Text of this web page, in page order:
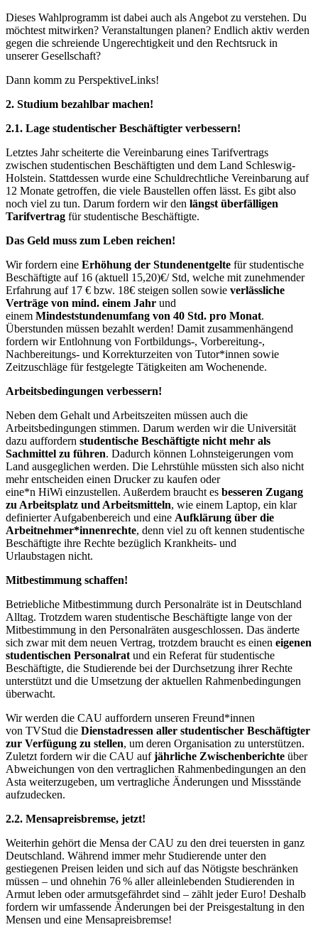
Dieses Wahlprogramm ist dabei auch als Angebot zu verstehen. Du
möchtest mitwirken? Veranstaltungen planen? Endlich aktiv werden
gegen die schreiende Ungerechtigkeit und den Rechtsruck in
unserer Gesellschaft?
Dann komm zu PerspektiveLinks!
2. Studium bezahlbar machen!
2.1. Lage studentischer Beschäftigter verbessern!
Letztes Jahr scheiterte die Vereinbarung eines Tarifvertrags
zwischen studentischen Beschäftigten und dem Land Schleswig-
Holstein. Stattdessen wurde eine Schuldrechtliche Vereinbarung auf
12 Monate getroffen, die viele Baustellen offen lässt. Es gibt also
noch viel zu tun. Darum fordern wir den längst überfälligen
Tarifvertrag für studentische Beschäftigte.
Das Geld muss zum Leben reichen!
Wir fordern eine Erhöhung der Stundenentgelte für studentische
Beschäftigte auf 16 (aktuell 15,20)€/ Std, welche mit zunehmender
Erfahrung auf 17 € bzw. 18€ steigen sollen sowie verlässliche
Verträge von mind. einem Jahr und
einem Mindeststundenumfang von 40 Std. pro Monat.
Überstunden müssen bezahlt werden! Damit zusammenhängend
fordern wir Entlohnung von Fortbildungs-, Vorbereitung-,
Nachbereitungs- und Korrekturzeiten von Tutor*innen sowie
Zeitzuschläge für festgelegte Tätigkeiten am Wochenende.
Arbeitsbedingungen verbessern!
Neben dem Gehalt und Arbeitszeiten müssen auch die
Arbeitsbedingungen stimmen. Darum werden wir die Universität
dazu auffordern studentische Beschäftigte nicht mehr als
Sachmittel zu führen. Dadurch können Lohnsteigerungen vom
Land ausgeglichen werden. Die Lehrstühle müssten sich also nicht
mehr entscheiden einen Drucker zu kaufen oder
eine*n HiWi einzustellen. Außerdem braucht es besseren Zugang
zu Arbeitsplatz und Arbeitsmitteln, wie einem Laptop, ein klar
definierter Aufgabenbereich und eine Aufklärung über die
Arbeitnehmer*innenrechte, denn viel zu oft kennen studentische
Beschäftigte ihre Rechte bezüglich Krankheits- und
Urlaubstagen nicht.
Mitbestimmung schaffen!
Betriebliche Mitbestimmung durch Personalräte ist in Deutschland
Alltag. Trotzdem waren studentische Beschäftigte lange von der
Mitbestimmung in den Personalräten ausgeschlossen. Das änderte
sich zwar mit dem neuen Vertrag, trotzdem braucht es einen eigenen
studentischen Personalrat und ein Referat für studentische
Beschäftigte, die Studierende bei der Durchsetzung ihrer Rechte
unterstützt und die Umsetzung der aktuellen Rahmenbedingungen
überwacht.
Wir werden die CAU auffordern unseren Freund*innen
von TVStud die Dienstadressen aller studentischer Beschäftigter
zur Verfügung zu stellen, um deren Organisation zu unterstützen.
Zuletzt fordern wir die CAU aufjährliche Zwischenberichte über
Abweichungen von den vertraglichen Rahmenbedingungen an den
Asta weiterzugeben, um vertragliche Änderungen und Missstände
aufzudecken.
2.2. Mensapreisbremse, jetzt!
Weiterhin gehört die Mensa der CAU zu den drei teuersten in ganz
Deutschland. Während immer mehr Studierende unter den
gestiegenen Preisen leiden und sich auf das Nötigste beschränken
müssen – und ohnehin 76 % aller alleinlebenden Studierenden in
Armut leben oder armutsgefährdet sind – zählt jeder Euro! Deshalb
fordern wir umfassende Änderungen bei der Preisgestaltung in den
Mensen und eine Mensapreisbremse!